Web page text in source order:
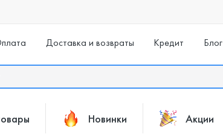
Доставка и возвраты Кредит Блог
Новинки Акции